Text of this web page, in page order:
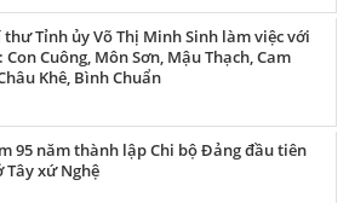
thư Tỉnh ủy Võ Thị Minh Sinh làm việc với
Con Cuông, Môn Sơn, Mậu Thạch, Cam
Khê, Bình Chuẩn
95 năm thành lập Chi bộ Đảng đầu tiên
Tây xứ Nghệ